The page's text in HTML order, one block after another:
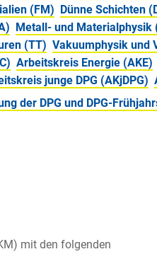
(FM) Dünne Schichten
Metall- und Materialphysik
(TT) Vakuumphysik und
Arbeitskreis Energie (AKE)
junge DPG (AKjDPG)
der DPG und DPG-
mit den folgenden